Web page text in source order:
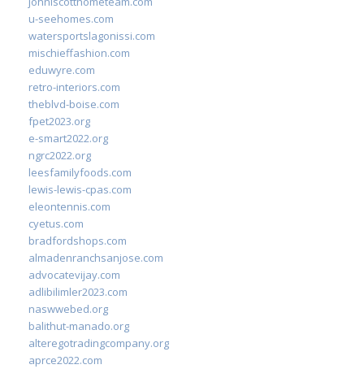
u-seehomes.com
watersportslagonissi.com
mischieffashion.com
eduwyre.com
retro-interiors.com
theblvd-boise.com
fpet2023.org
e-smart2022.org
ngrc2022.org
leesfamilyfoods.com
lewis-lewis-cpas.com
eleontennis.com
cyetus.com
bradfordshops.com
almadenranchsanjose.com
advocatevijay.com
adlibilimler2023.com
naswwebed.org
balithut-manado.org
alteregotradingcompany.org
aprce2022.com